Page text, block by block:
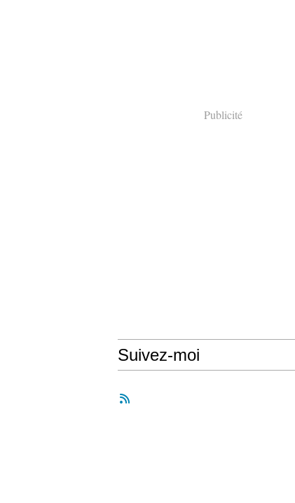
Publicité
Suivez-moi